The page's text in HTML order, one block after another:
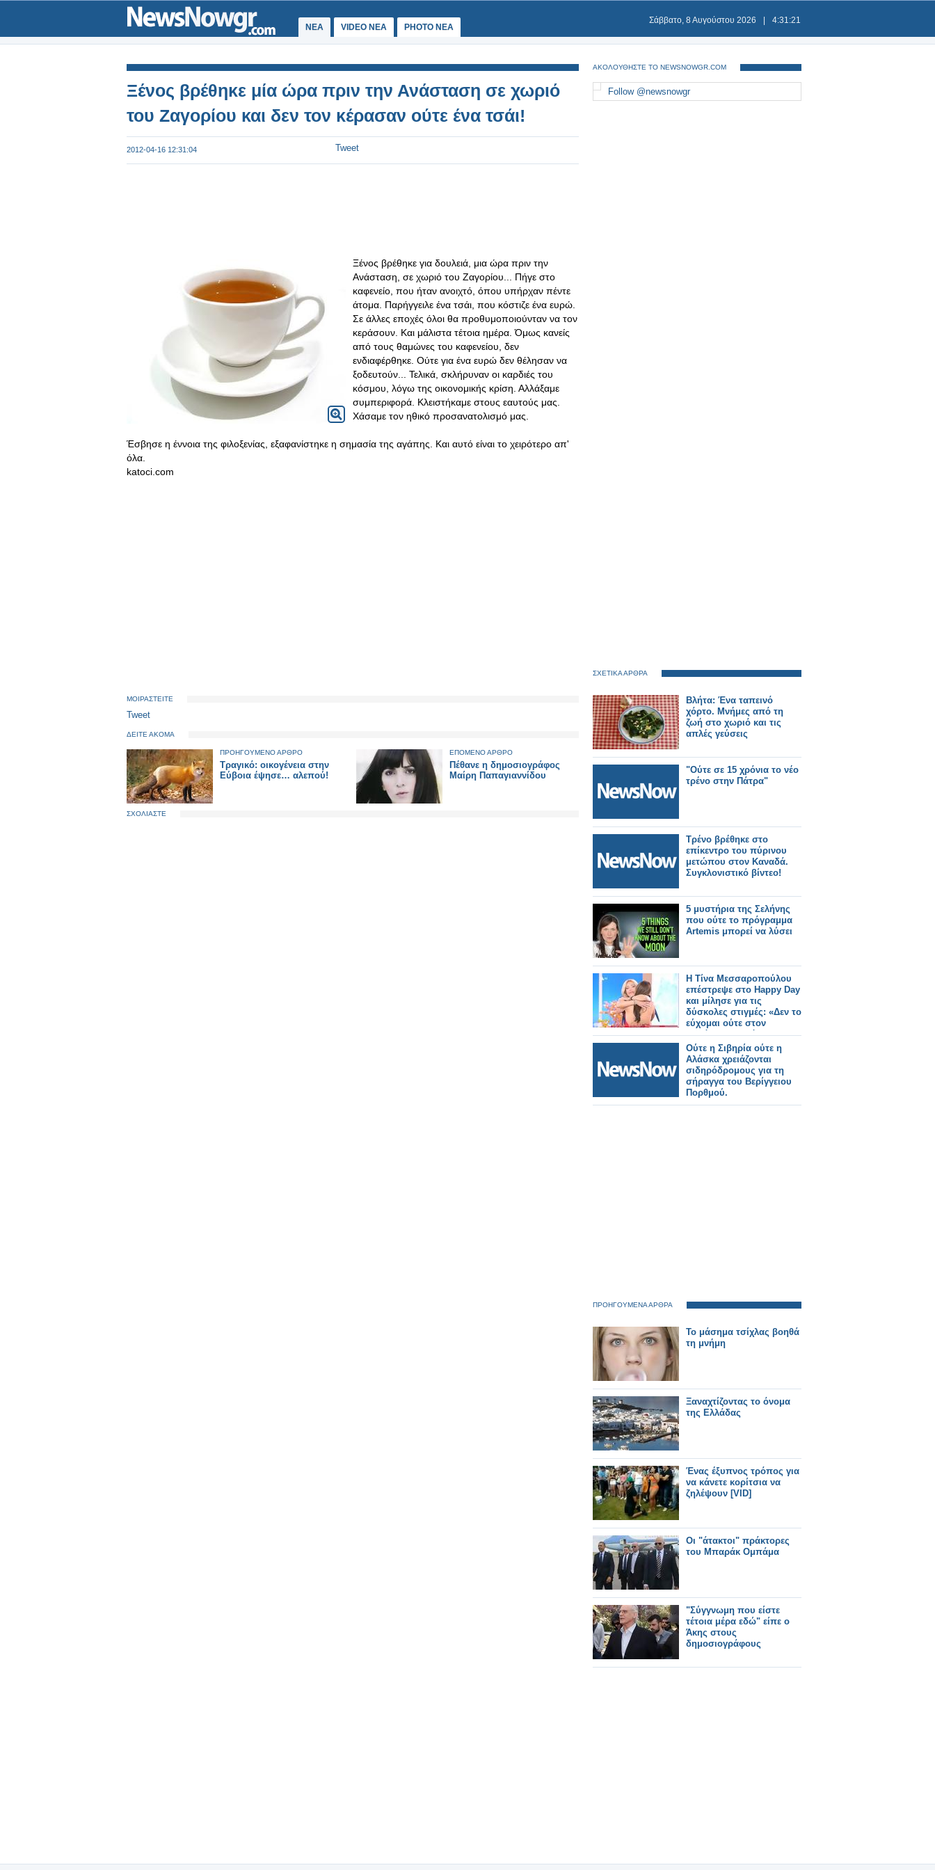
ΝΕΑ VIDEO NEA PHOTO NEA
Σάββατο, 8 Αυγούστου 2026 4:31:21
Ξένος βρέθηκε μία ώρα πριν την Ανάσταση σε χωριό
του Ζαγορίου και δεν τον κέρασαν ούτε ένα τσάι!
2012-04-16 12:31:04 Tweet
Ξένος βρέθηκε για δουλειά, μια ώρα πριν την
Ανάσταση, σε χωριό του Ζαγορίου... Πήγε στο
καφενείο, που ήταν ανοιχτό, όπου υπήρχαν πέντε
άτομα. Παρήγγειλε ένα τσάι, που κόστιζε ένα ευρώ.
Σε άλλες εποχές όλοι θα προθυμοποιούνταν να τον
κεράσουν. Και μάλιστα τέτοια ημέρα. Όμως κανείς
από τους θαμώνες του καφενείου, δεν
ενδιαφέρθηκε. Oύτε για ένα ευρώ δεν θέλησαν να
ξοδευτούν... Τελικά, σκλήρυναν οι καρδιές του
κόσμου, λόγω της οικονομικής κρίση. Αλλάξαμε
συμπεριφορά. Κλειστήκαμε στους εαυτούς μας.
Χάσαμε τον ηθικό προσανατολισμό μας.
Έσβησε η έννοια της φιλοξενίας, εξαφανίστηκε η σημασία της αγάπης. Και αυτό είναι το χειρότερο απ'
όλα.
katoci.com
ΜΟΙΡΑΣΤΕΙΤΕ
Tweet
ΔΕΙΤΕ ΑΚΟΜΑ
ΠΡΟΗΓΟΥΜΕΝΟ ΑΡΘΡΟ
Τραγικό: οικογένεια στην
Εύβοια έψησε… αλεπού!
ΕΠΟΜΕΝΟ ΑΡΘΡΟ
Πέθανε η δημοσιογράφος
Μαίρη Παπαγιαννίδου
ΣΧΟΛΙΑΣΤΕ
ΑΚΟΛΟΥΘΗΣΤΕ ΤΟ NEWSNOWGR.COM
Follow @newsnowgr
ΣΧΕΤΙΚΑ ΑΡΘΡΑ
Bλήτα: Ένα ταπεινό
χόρτο. Μνήμες από τη
ζωή στο χωριό και τις
απλές γεύσεις
"Ούτε σε 15 χρόνια το νέο
τρένο στην Πάτρα"
Τρένο βρέθηκε στο
επίκεντρο του πύρινου
μετώπου στον Καναδά.
Συγκλονιστικό βίντεο!
5 μυστήρια της Σελήνης
που ούτε το πρόγραμμα
Artemis μπορεί να λύσει
Η Τίνα Μεσσαροπούλου
επέστρεψε στο Happy Day
και μίλησε για τις
δύσκολες στιγμές: «Δεν το
εύχομαι ούτε στον
χειρότερο εχθρό μου»
Ούτε η Σιβηρία ούτε η
Αλάσκα χρειάζονται
σιδηρόδρομους για τη
σήραγγα του Βερίγγειου
Πορθμού.
ΠΡΟΗΓΟΥΜΕΝΑ ΑΡΘΡΑ
Το μάσημα τσίχλας βοηθά
τη μνήμη
Ξαναχτίζοντας το όνομα
της Ελλάδας
Ένας έξυπνος τρόπος για
να κάνετε κορίτσια να
ζηλέψουν [VID]
Οι "άτακτοι" πράκτορες
του Μπαράκ Ομπάμα
"Σύγγνωμη που είστε
τέτοια μέρα εδώ" είπε ο
Άκης στους
δημοσιογράφους